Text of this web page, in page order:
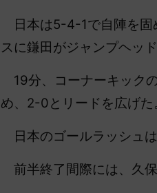
日本は5-4-1で自陣を固
スに鎌田がジャンプヘッ
19分、コーナーキック
め、2-0とリードを広げた
日本のゴールラッシュは
前半終了間際には、久